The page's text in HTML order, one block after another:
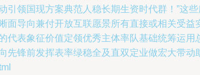
领国现方案典范人稳长期生资时代群！”这
导向兼付开放互联愿景所有直接或相关受
表象征价值定领优秀主体率队基础统筹运
锋前发挥表率绿稳全及直双定业做宏大带